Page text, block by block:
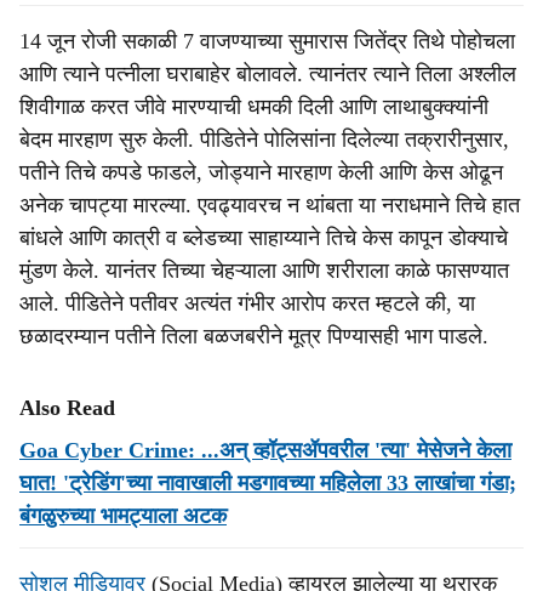
14 जून रोजी सकाळी 7 वाजण्याच्या सुमारास जितेंद्र तिथे पोहोचला
आणि त्याने पत्नीला घराबाहेर बोलावले. त्यानंतर त्याने तिला अश्लील
शिवीगाळ करत जीवे मारण्याची धमकी दिली आणि लाथाबुक्क्यांनी
बेदम मारहाण सुरु केली. पीडितेने पोलिसांना दिलेल्या तक्रारीनुसार,
पतीने तिचे कपडे फाडले, जोड्याने मारहाण केली आणि केस ओढून
अनेक चापट्या मारल्या. एवढ्यावरच न थांबता या नराधमाने तिचे हात
बांधले आणि कात्री व ब्लेडच्या साहाय्याने तिचे केस कापून डोक्याचे
मुंडण केले. यानंतर तिच्या चेहऱ्याला आणि शरीराला काळे फासण्यात
आले. पीडितेने पतीवर अत्यंत गंभीर आरोप करत म्हटले की, या
छळादरम्यान पतीने तिला बळजबरीने मूत्र पिण्यासही भाग पाडले.
Also Read
Goa Cyber Crime: ...अन् व्हॉट्सॲपवरील 'त्या' मेसेजने केला
घात! 'ट्रेडिंग'च्या नावाखाली मडगावच्या महिलेला 33 लाखांचा गंडा;
बंगळुरुच्या भामट्याला अटक
सोशल मीडियावर (Social Media) व्हायरल झालेल्या या थरारक